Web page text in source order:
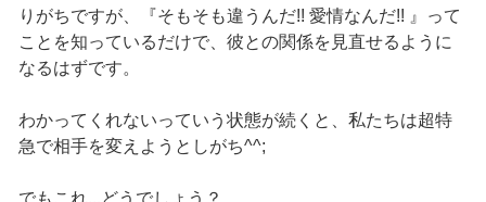
りがちですが、『そもそも違うんだ!! 愛情なんだ!! 』って
ことを知っているだけで、彼との関係を見直せるように
なるはずです。
わかってくれないっていう状態が続くと、私たちは超特
急で相手を変えようとしがち^^;
でもこれ...どうでしょう？